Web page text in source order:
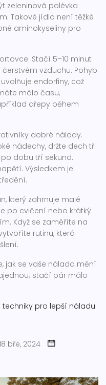
zeleninová polévka
Takové jídlo není těžké
aminokyseliny pro
Stačí 5–10 minut
vzduchu. Pohyb
endorfiny, což
málo času,
dřepy během
dobré nálady.
nádechy, držte dech tři
dobu tří sekund.
Výsledkem je
který zahrnuje malé
po cvičení nebo krátký
Když se zaměříte na
rutinu, která
jak se vaše nálada mění.
stačí pár málo
techniky pro lepší náladu
bře, 2024